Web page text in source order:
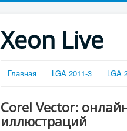
Xeon Live
Главная LGA 2011-3 LGA
Corel Vector:
иллюстраций